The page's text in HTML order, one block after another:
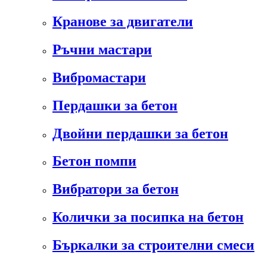
Кранове за двигатели
Ръчни мастари
Вибромастари
Пердашки за бетон
Двойни пердашки за бетон
Бетон помпи
Вибратори за бетон
Колички за посипка на бетон
Бъркалки за строителни смеси